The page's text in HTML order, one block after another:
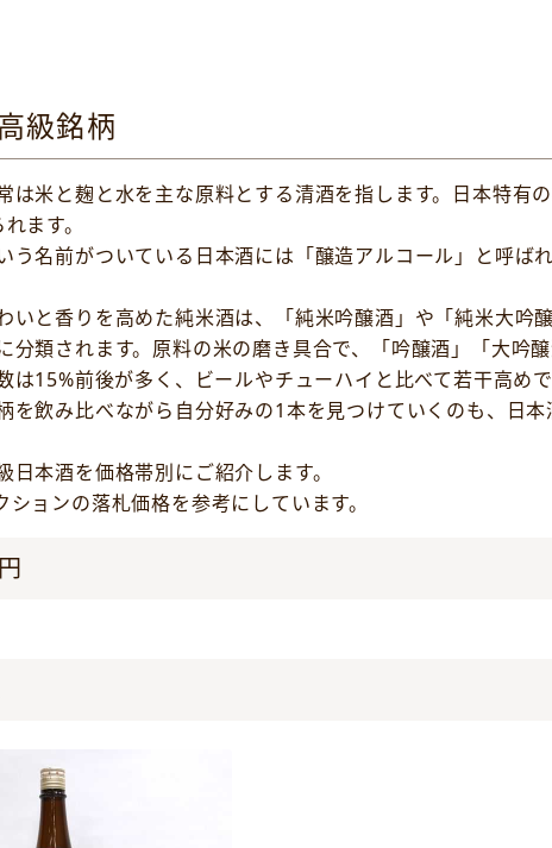
級銘柄
は米と麹と水を主な原料とする清酒を指します。日本特
ます。
う名前がついている日本酒には「醸造アルコール」と呼ば
いと香りを高めた純米酒は、「純米吟醸酒」や「純米大
分類されます。原料の米の磨き具合で、「吟醸酒」「大吟
は15%前後が多く、ビールやチューハイと比べて若干高め
を飲み比べながら自分好みの1本を見つけていくのも、日本
日本酒を価格帯別にご紹介します。
ョンの落札価格を参考にしています。